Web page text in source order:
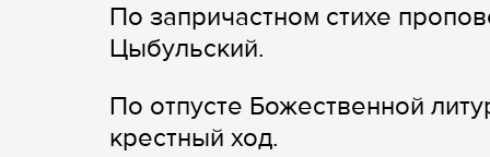
По запричастном стихе
Цыбульский.
По отпусте Божественной
крестный ход.